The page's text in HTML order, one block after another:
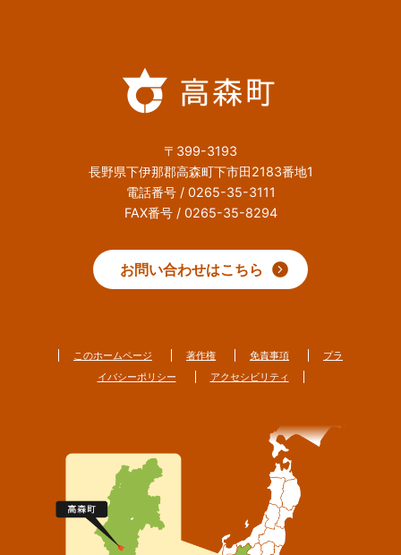
〒399-3193
長野県下伊那郡高森町下市田2183番地1
電話番号 / 0265-35-3111
FAX番号 / 0265-35-8294
お問い合わせはこちら
このホームページ 著作権 免責事項
プラ
イバシーポリシー
アクセシビリティ